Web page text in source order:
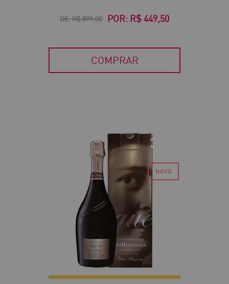
DE:R$ 899,00 POR: R$ 449,50
COMPRAR
30